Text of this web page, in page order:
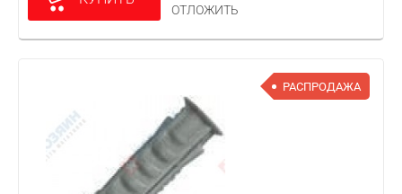
ОТЛОЖИТЬ
РАСПРОДАЖА